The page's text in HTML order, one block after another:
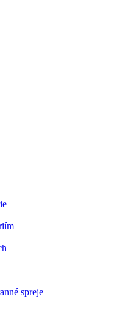
spreje